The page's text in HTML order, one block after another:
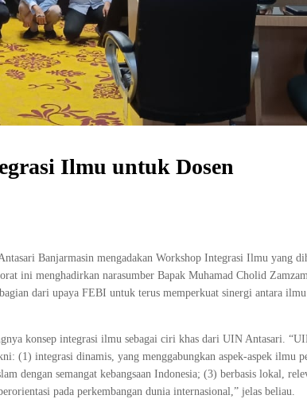
Ilmu untuk Dosen
Banjarmasin mengadakan Workshop Integrasi Ilmu yang
ini menghadirkan narasumber Bapak Muhamad Cholid
dari upaya FEBI untuk terus memperkuat sinergi antara ilmu
konsep integrasi ilmu sebagai ciri khas dari UIN Antasari.
(1) integrasi dinamis, yang menggabungkan aspek-aspek ilmu
dengan semangat kebangsaan Indonesia; (3) berbasis lokal,
pada perkembangan dunia internasional,” jelas beliau.